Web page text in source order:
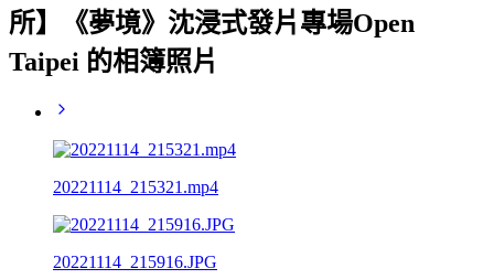
所】《夢境》沈浸式發片專場Open
Taipei 的相簿照片
20221114_215321.mp4
20221114_215916.JPG